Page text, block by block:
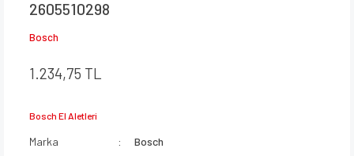
2605510298
Bosch
1.234,75 TL
Bosch El Aletleri
Marka
Bosch